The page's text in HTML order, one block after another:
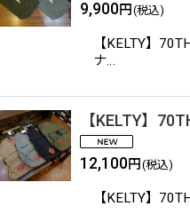
9,900円 (税込)
【KELTY】
ナ…
【KELTY】
12,100円 (税込)
【KELTY】